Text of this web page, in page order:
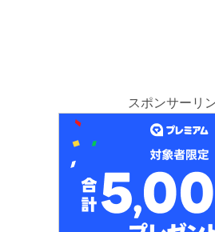
スポンサーリ